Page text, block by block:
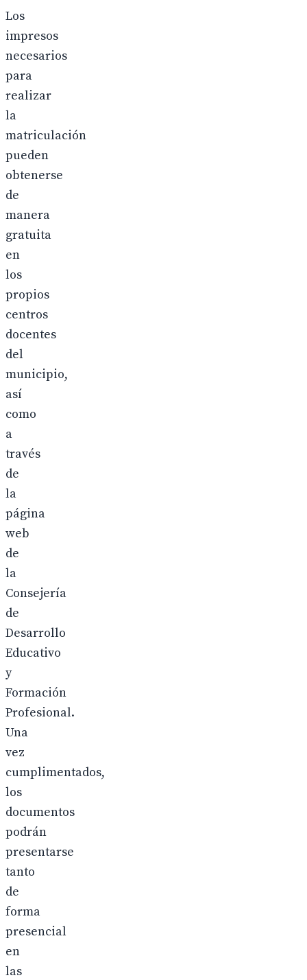
Los
impresos
necesarios
para
realizar
la
matriculación
pueden
obtenerse
de
manera
gratuita
en
los
propios
centros
docentes
del
municipio,
así
como
a
través
de
la
página
web
de
la
Consejería
de
Desarrollo
Educativo
y
Formación
Profesional.
Una
vez
cumplimentados,
los
documentos
podrán
presentarse
tanto
de
forma
presencial
en
las